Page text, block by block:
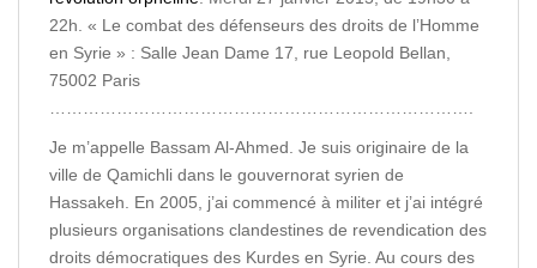
22h. « Le combat des défenseurs des droits de l’Homme
en Syrie » : Salle Jean Dame 17, rue Leopold Bellan,
75002 Paris
Je m’appelle Bassam Al-Ahmed. Je suis originaire de la
ville de Qamichli dans le gouvernorat syrien de
Hassakeh. En 2005, j’ai commencé à militer et j’ai intégré
plusieurs organisations clandestines de revendication des
droits démocratiques des Kurdes en Syrie. Au cours des